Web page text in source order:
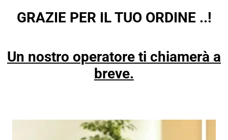
GRAZIE PER IL TUO ORDINE ..!
Un nostro operatore ti chiamerà a
breve.